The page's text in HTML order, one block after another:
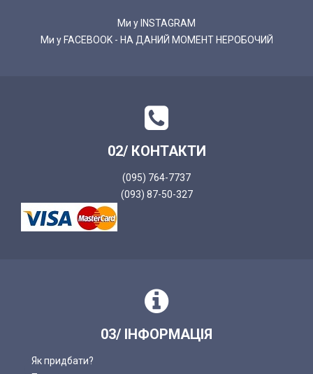
Ми у INSTAGRAM
Ми у FACEBOOK - НА ДАНИЙ МОМЕНТ НЕРОБОЧИЙ
02/ КОНТАКТИ
(095) 764-7737
(093) 87-50-327
03/ ІНФОРМАЦІЯ
Як придбати?